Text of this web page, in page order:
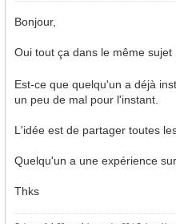
Bonjour,
Oui tout ça dans le même
Est-ce que quelqu'un a déjà
un peu de mal pour l'instant.
L'idée est de partager toutes
Quelqu'un a une expérience
Thks